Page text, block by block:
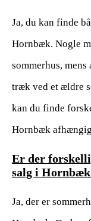
Ja, du kan finde
Hornbæk. Nogle
sommerhus,
træk ved et ældre
kan du finde
Hornbæk
Er der
salg i
Ja, der er